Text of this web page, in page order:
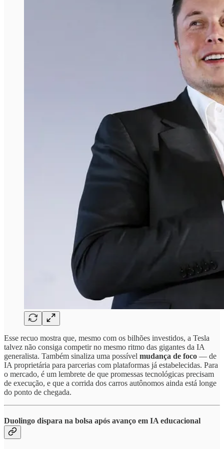
Esse recuo mostra que, mesmo com os bilhões investidos, a Tesla
talvez não consiga competir no mesmo ritmo das gigantes da IA
generalista. Também sinaliza uma possível mudança de foco — de
IA proprietária para parcerias com plataformas já estabelecidas. Para
o mercado, é um lembrete de que promessas tecnológicas precisam
de execução, e que a corrida dos carros autônomos ainda está longe
do ponto de chegada.
Duolingo dispara na bolsa após avanço em IA educacional